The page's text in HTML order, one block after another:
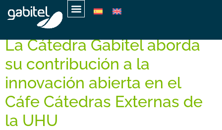
Schlagwort:
La Cátedra Gabitel aborda
su contribución a la
innovación abierta en el
Cáfe Cátedras Externas de
la UHU